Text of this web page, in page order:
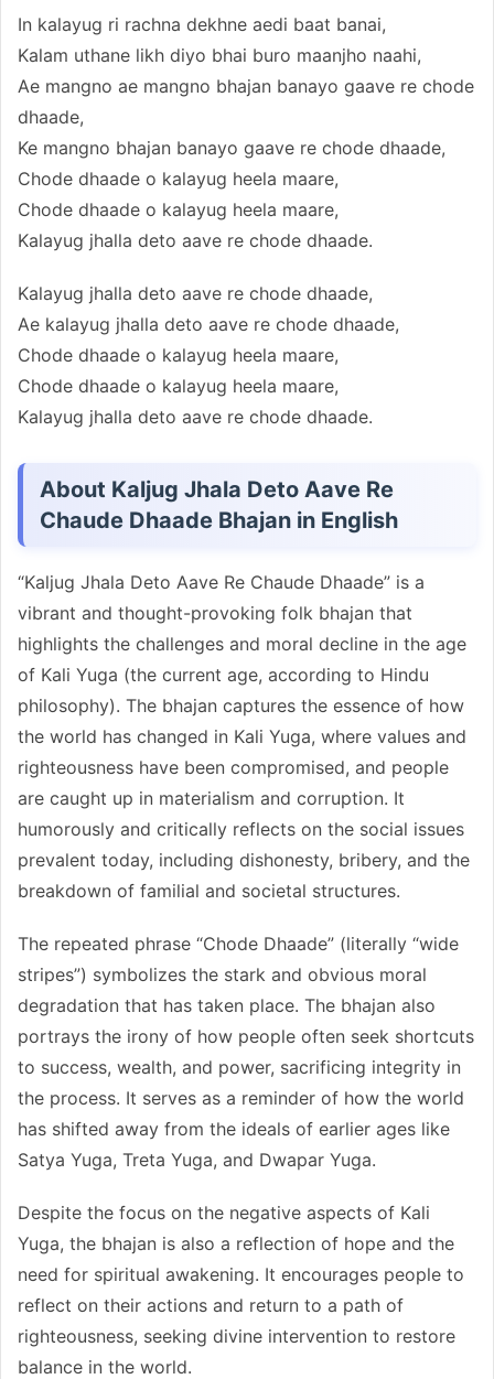
In kalayug ri rachna dekhne aedi baat banai,
Kalam uthane likh diyo bhai buro maanjho naahi,
Ae mangno ae mangno bhajan banayo gaave re chode
dhaade,
Ke mangno bhajan banayo gaave re chode dhaade,
Chode dhaade o kalayug heela maare,
Chode dhaade o kalayug heela maare,
Kalayug jhalla deto aave re chode dhaade.
Kalayug jhalla deto aave re chode dhaade,
Ae kalayug jhalla deto aave re chode dhaade,
Chode dhaade o kalayug heela maare,
Chode dhaade o kalayug heela maare,
Kalayug jhalla deto aave re chode dhaade.
About Kaljug Jhala Deto Aave Re
Chaude Dhaade Bhajan in English
“Kaljug Jhala Deto Aave Re Chaude Dhaade” is a
vibrant and thought-provoking folk bhajan that
highlights the challenges and moral decline in the age
of Kali Yuga (the current age, according to Hindu
philosophy). The bhajan captures the essence of how
the world has changed in Kali Yuga, where values and
righteousness have been compromised, and people
are caught up in materialism and corruption. It
humorously and critically reflects on the social issues
prevalent today, including dishonesty, bribery, and the
breakdown of familial and societal structures.
The repeated phrase “Chode Dhaade” (literally “wide
stripes”) symbolizes the stark and obvious moral
degradation that has taken place. The bhajan also
portrays the irony of how people often seek shortcuts
to success, wealth, and power, sacrificing integrity in
the process. It serves as a reminder of how the world
has shifted away from the ideals of earlier ages like
Satya Yuga, Treta Yuga, and Dwapar Yuga.
Despite the focus on the negative aspects of Kali
Yuga, the bhajan is also a reflection of hope and the
need for spiritual awakening. It encourages people to
reflect on their actions and return to a path of
righteousness, seeking divine intervention to restore
balance in the world.